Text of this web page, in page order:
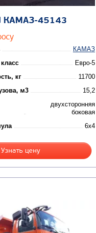
45143
КАМАЗ
Евро-5
кг
11700
м3
15,2
двухсторонняя
боковая
6x4
Узнать цену